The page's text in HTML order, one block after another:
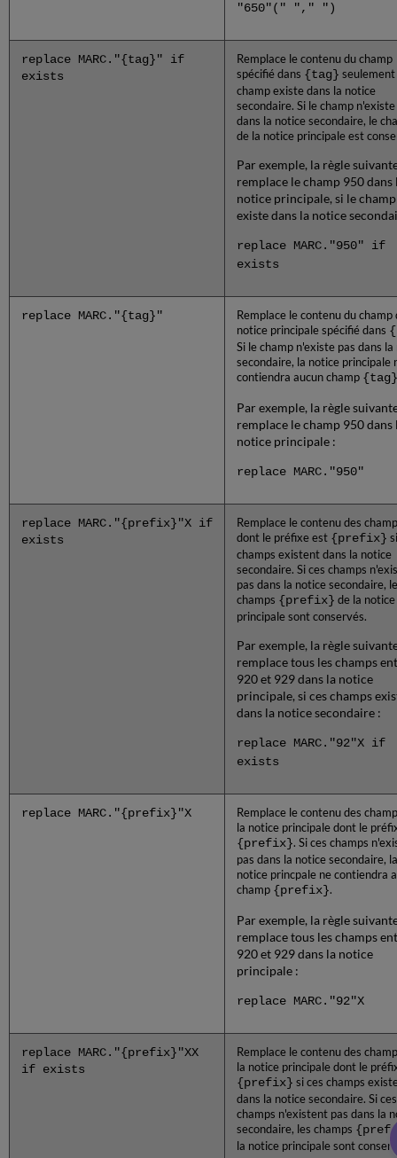
"650"(" "," ")
replace MARC."{tag}" if
exists
Remplace le contenu du champ
spécifié dans {tag} seulement
champ existe dans la notice
secondaire. Si le champ
dans la notice secondaire, le
de la notice principale est
Par exemple, la règle
remplace le champ 950 dans
notice principale, si le champ
existe dans la notice
replace MARC."950" if
exists
replace MARC."{tag}"
Remplace le contenu du champ
notice principale spécifié dans
Si le champ n'existe pas dans
secondaire, la notice principale
contiendra aucun champ {tag}
Par exemple, la règle
remplace le champ 950 dans
notice principale :
replace MARC."950"
replace MARC."{prefix}"X if
exists
Remplace le contenu des
dont le préfixe est {prefix}
champs existent dans la notice
secondaire. Si ces champs
pas dans la notice secondaire,
champs {prefix} de la notice
principale sont conservés.
Par exemple, la règle
remplace tous les champs
920 et 929 dans la notice
principale, si ces champs
dans la notice secondaire :
replace MARC."92"X if
exists
replace MARC."{prefix}"X
Remplace le contenu des
la notice principale dont le
{prefix}. Si ces champs
pas dans la notice secondaire, la
notice princpale ne contiendra
champ {prefix}.
Par exemple, la règle
remplace tous les champs
920 et 929 dans la notice
principale :
replace MARC."92"X
replace MARC."{prefix}"XX
if exists
Remplace le contenu des
la notice principale dont le
{prefix} si ces champs
dans la notice secondaire. Si ces
champs n'existent pas dans la
secondaire, les champs
la notice principale sont